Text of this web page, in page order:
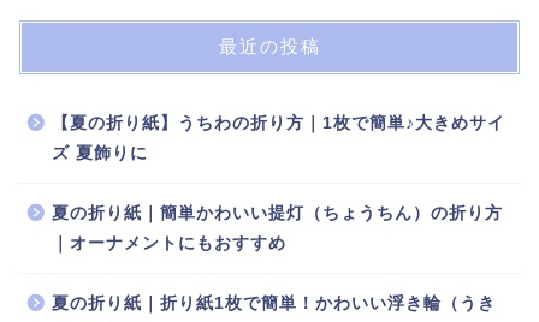
最近の投稿
【夏の折り紙】うちわの折り方｜1枚で簡単♪大きめサイ
ズ 夏飾りに
夏の折り紙｜簡単かわいい提灯（ちょうちん）の折り方
｜オーナメントにもおすすめ
夏の折り紙｜折り紙1枚で簡単！かわいい浮き輪（うき